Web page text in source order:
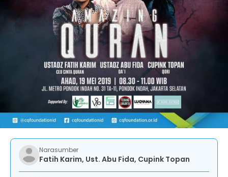
Narasumber
Fatih Karim, Ust. Abu Fida, Cupink Topan